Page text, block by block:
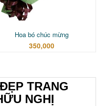
Hoa bó chúc mừng
350,000
TRANG
NGHỊ